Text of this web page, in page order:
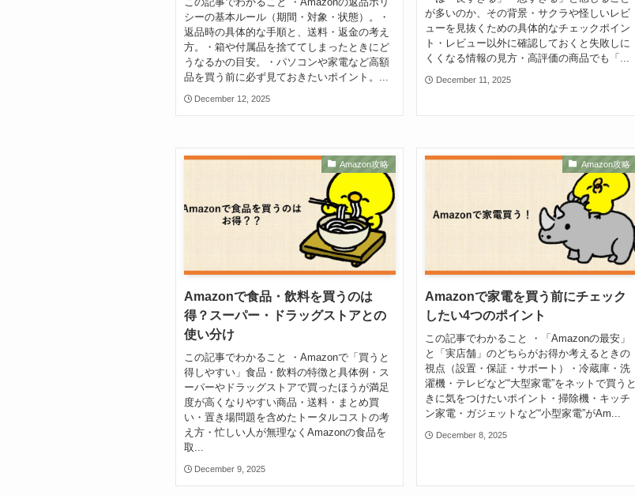
シーの基本ルール（期間・対象・状態）。・
返品時の具体的な手順と、送料・返金の考え
方。・箱や付属品を捨ててしまったときにど
うなるかの目安。・パソコンや家電など高額
品を買う前に必ず見ておきたいポイント。...
December 12, 2025
が多いのか、その背景・サクラや怪しいレビ
ューを見抜くための具体的なチェックポイン
ト・レビュー以外に確認しておくと失敗しに
くくなる情報の見方・高評価の商品でも「...
December 11, 2025
Amazon攻略
Amazonで食品・飲料を買うのは
得？スーパー・ドラッグストアとの
使い分け
この記事でわかること ・Amazonで「買うと
得しやすい」食品・飲料の特徴と具体例・ス
ーパーやドラッグストアで買ったほうが満足
度が高くなりやすい商品・送料・まとめ買
い・置き場問題を含めたトータルコストの考
え方・忙しい人が無理なくAmazonの食品を
取...
December 9, 2025
Amazon攻略
Amazonで家電を買う前にチェック
したい4つのポイント
この記事でわかること ・「Amazonの最安」
と「実店舗」のどちらがお得か考えるときの
視点（設置・保証・サポート）・冷蔵庫・洗
濯機・テレビなど“大型家電”をネットで買うと
きに気をつけたいポイント・掃除機・キッチ
ン家電・ガジェットなど“小型家電”がAm...
December 8, 2025